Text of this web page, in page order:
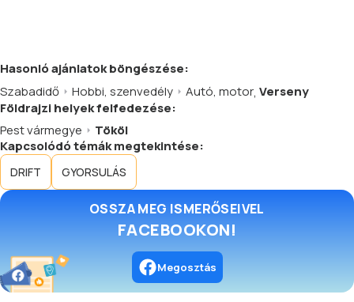
Hasonlóajánlatokböngészése:
Szabadidő
Hobbi, szenvedély Autó, motor, Verseny
Földrajzi helyek felfedezése:
Pest vármegye
Tököl
Kapcsolódó témák megtekintése:
DRIFT GYORSULÁS
OSSZA MEG ISMERŐSEIVEL
FACEBOOKON!
Megosztás